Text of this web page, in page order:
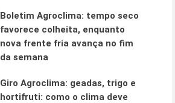
Boletim Agroclima: tempo seco
favorece colheita, enquanto
nova frente fria avança no fim
da semana
Giro Agroclima: geadas, trigo e
hortifruti: como o clima deve